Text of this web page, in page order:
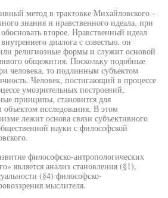
метод в трактовке Михайловского -
знания и нравственного идеала, при
второе. Нравственный идеал
диалога с совестью, он
или религиозные формы и служит основой
общежития. Поскольку подобные
человека, то подлинным субъектом
Человек, постигающий в процессе
умозрительных построений,
принципы, становится для
исследования. В этом
лежит основа связи субъективного
науки с философской
философско-антропологических
является анализ становления (§1),
(§4) философско-
мыслителя.